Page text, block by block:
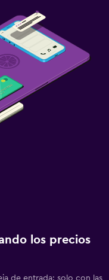
los precios
de entrada: solo con las